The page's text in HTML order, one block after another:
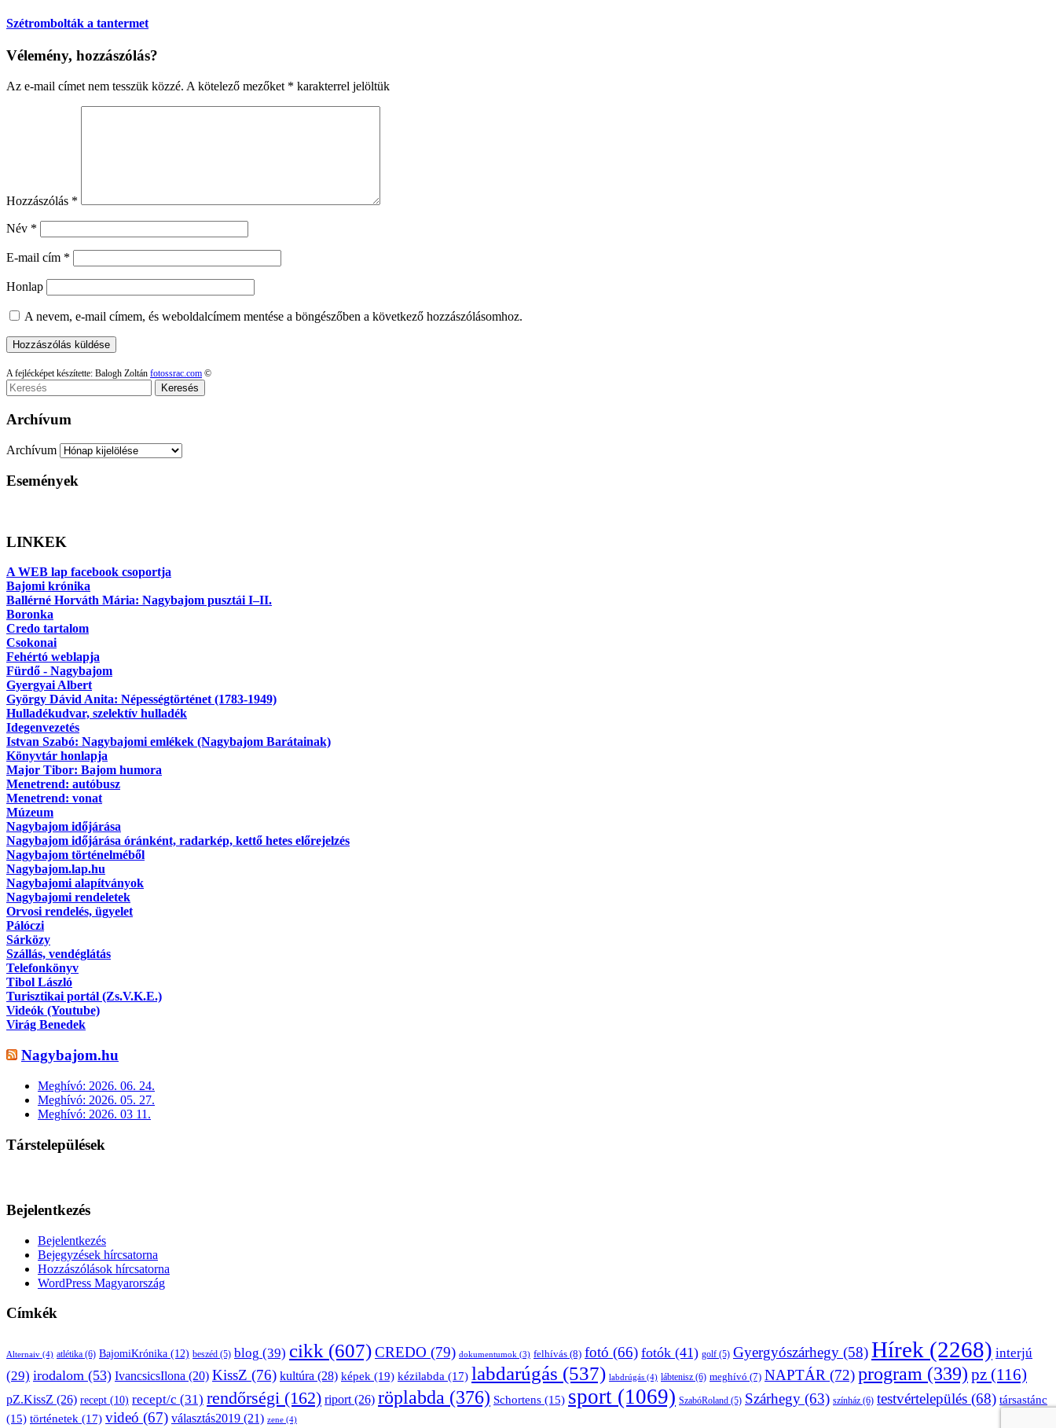
Szétrombolták a tantermet
Vélemény, hozzászólás?
Az e-mail címet nem tesszük közzé. A kötelező mezőket * karakterrel jelöltük
Hozzászólás *
Név *
E-mail cím *
Honlap
A nevem, e-mail címem, és weboldalcímem mentése a böngészőben a következő hozzászólásomhoz.
A fejlécképet készítette: Balogh Zoltán fotossrac.com ©
Keresés
Archívum
Archívum
Események
LINKEK
A WEB lap facebook csoportja
Bajomi krónika
Ballérné Horváth Mária: Nagybajom pusztái I–II.
Boronka
Credo tartalom
Csokonai
Fehértó weblapja
Fürdő - Nagybajom
Gyergyai Albert
György Dávid Anita: Népességtörténet (1783-1949)
Hulladékudvar, szelektív hulladék
Idegenvezetés
Istvan Szabó: Nagybajomi emlékek (Nagybajom Barátainak)
Könyvtár honlapja
Major Tibor: Bajom humora
Menetrend: autóbusz
Menetrend: vonat
Múzeum
Nagybajom időjárása
Nagybajom időjárása óránként, radarkép, kettő hetes előrejelzés
Nagybajom történelméből
Nagybajom.lap.hu
Nagybajomi alapítványok
Nagybajomi rendeletek
Orvosi rendelés, ügyelet
Pálóczi
Sárközy
Szállás, vendéglátás
Telefonkönyv
Tibol László
Turisztikai portál (Zs.V.K.E.)
Videók (Youtube)
Virág Benedek
Nagybajom.hu
Meghívó: 2026. 06. 24.
Meghívó: 2026. 05. 27.
Meghívó: 2026. 03 11.
Társtelepülések
Bejelentkezés
Bejelentkezés
Bejegyzések hírcsatorna
Hozzászólások hírcsatorna
WordPress Magyarország
Címkék
Alternaiv (4) atlétika (6) BajomiKrónika (12) beszéd (5) blog (39) cikk (607)CREDO (79) dokumentumok (3) felhívás (8) fotó (66) fotók (41) golf (5) Gyergyószárhegy (58)Hírek (2268) interjú
(29) irodalom (53) IvancsicsIlona (20) KissZ (76) kultúra (28) képek (19) kézilabda (17) labdarúgás (537) labdrúgás (4) lábtenisz (6) meghívó (7) NAPTÁR (72)program (339) pz (116)
pZ.KissZ (26) recept (10) recept/c (31) rendőrségi (162) riport(26) röplabda (376) Schortens (15) sport (1069) SzabóRoland (5) Szárhegy (63) színház (6) testvértelepülés (68) társastánc
(15) történetek (17) videó (67) választás2019 (21) zene (4)